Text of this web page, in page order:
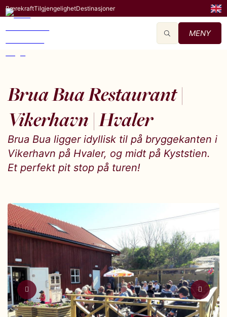
BærekraftTilgjengelighetDestinasjoner
MENY
Brua Bua Restaurant |
Vikerhavn | Hvaler
Brua Bua ligger idyllisk til på bryggekanten i
Vikerhavn på Hvaler, og midt på Kyststien.
Et perfekt pit stop på turen!